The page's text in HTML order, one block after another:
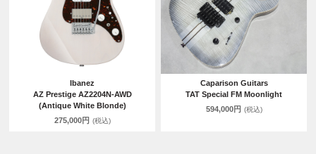
Ibanez
AZ Prestige AZ2204N-AWD
(Antique White Blonde)
275,000円 (税込)
Caparison Guitars
TAT Special FM Moonlight
594,000円 (税込)